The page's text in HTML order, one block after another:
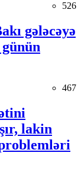
526
gələcəyə
günün
467
lakin